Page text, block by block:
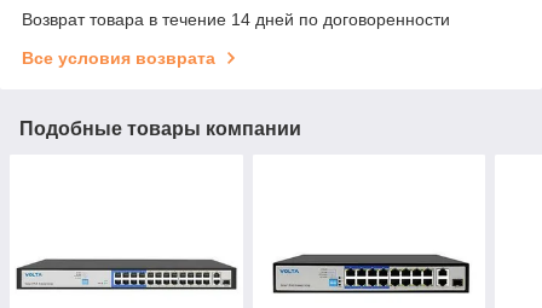
Возврат товара в течение 14 дней по договоренности
Все условия возврата
Подобные товары компании